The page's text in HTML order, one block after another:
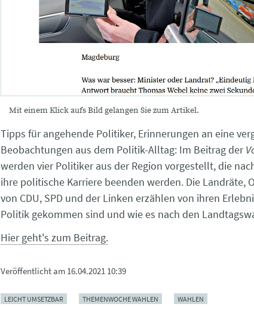
Mit einem Klick aufs Bild gelangen Sie zum Artikel.
Tipps für angehende Politiker, Erinnerungen an eine
Beobachtungen aus dem Politik-Alltag: Im Beitrag der
werden vier Politiker aus der Region vorgestellt, die
ihre politische Karriere beenden werden. Die Landräte,
von CDU, SPD und der Linken erzählen von ihren
Politik gekommen sind und wie es nach den
Hier geht's zum Beitrag.
Veröffentlicht am 16.04.2021 10:39
LEICHT UMSETZBAR THEMENWOCHE WAHLEN WAHLEN